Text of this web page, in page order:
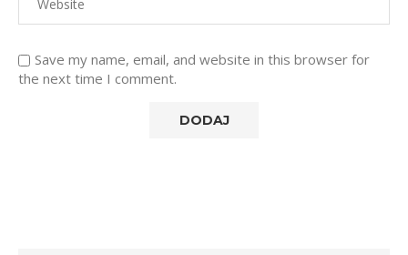
Save my name, email, and website in this browser for
the next time I comment.